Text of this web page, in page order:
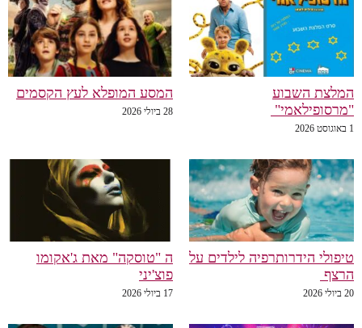
השבוע
המסע המופלא לעץ הקסמים
הידרותרפיה לילדים על
ה "טוסקה" מאת ג'אקומו
פוצ'יני